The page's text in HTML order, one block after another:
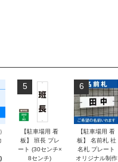
5
【駐車場用 看
板】 班長 プレ
ート (30センチ×
8センチ)
6
【駐車場用 看
板】 名前札 社
名札 プレート
オリジナル制作